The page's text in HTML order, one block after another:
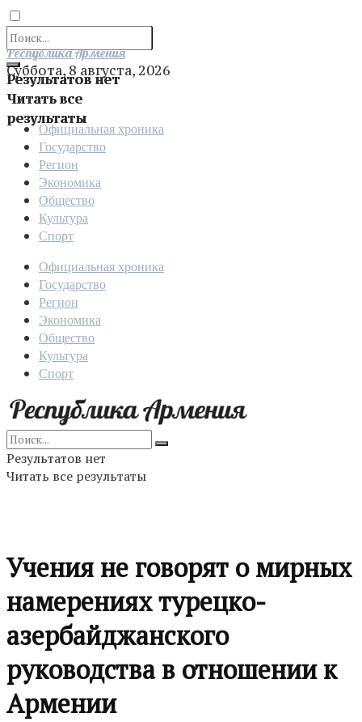
Результатов нет
Читать все
результаты
Отправить
Республика Армения
Суббота, 8 августа, 2026
Официальная хроника
Государство
Регион
Экономика
Общество
Культура
Спорт
Официальная хроника
Государство
Регион
Экономика
Общество
Культура
Спорт
Результатов нет
Читать все результаты
Учения не говорят о мирных
намерениях турецко-
азербайджанского
руководства в отношении к
Армении